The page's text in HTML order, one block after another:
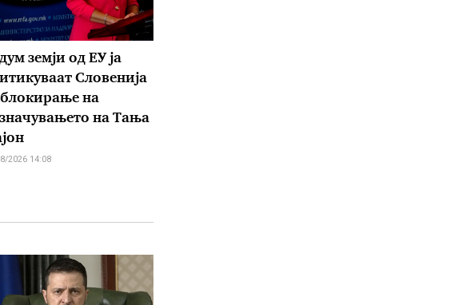
земји од ЕУ ја
Словенија
блокирање на
на Тања
2026 14:08